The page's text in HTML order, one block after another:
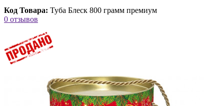
Код Товара: Туба Блеск 800 грамм премиум
0 отзывов